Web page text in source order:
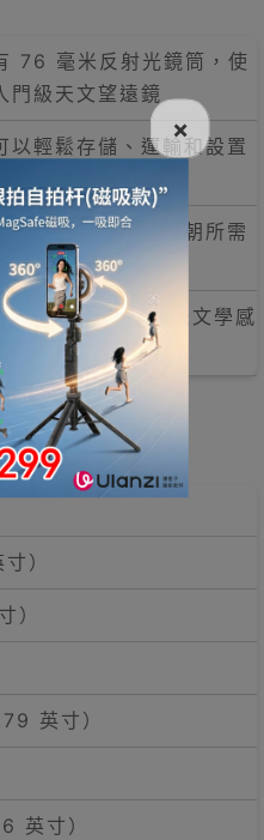
76 毫米反射光鏡筒，使
級天文望遠鏡
以輕鬆存儲、運輸和設置
用戶只需將管子朝所需
中導航
成為任何對天文學感
）
）
英寸）
英寸）
×